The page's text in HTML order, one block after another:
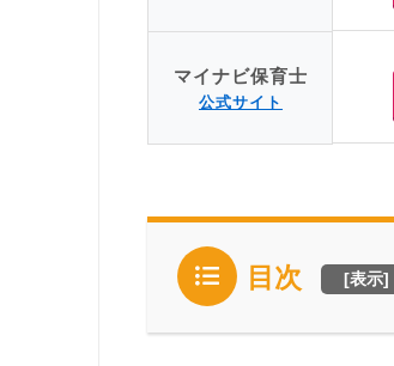
マイナビ保育士
公式サイト
目次 [表示]